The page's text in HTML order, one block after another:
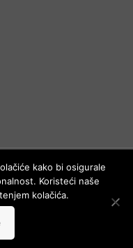
Sva prava pridržana.
kako bi osigurale
Koristeći naše
kolačića.